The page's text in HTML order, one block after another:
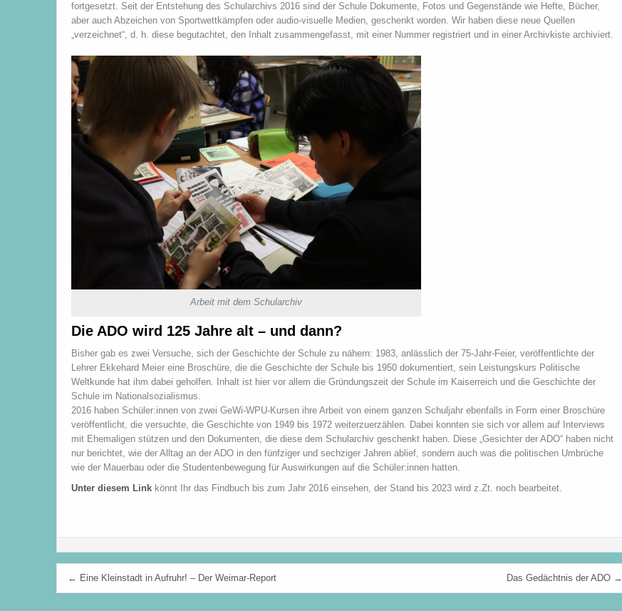
fortgesetzt. Seit der Entstehung des Schularchivs 2016 sind der Schule Dokumente, Fotos und Gegenstände wie Hefte, Bücher,
aber auch Abzeichen von Sportwettkämpfen oder audio-visuelle Medien, geschenkt worden. Wir haben diese neue Quellen
„verzeichnet“, d. h. diese begutachtet, den Inhalt zusammengefasst, mit einer Nummer registriert und in einer Archivkiste archiviert.
Arbeit mit dem Schularchiv
Die ADO wird 125 Jahre alt – und dann?
Bisher gab es zwei Versuche, sich der Geschichte der Schule zu nähern: 1983, anlässlich der 75-Jahr-Feier, veröffentlichte der
Lehrer Ekkehard Meier eine Broschüre, die die Geschichte der Schule bis 1950 dokumentiert, sein Leistungskurs Politische
Weltkunde hat ihm dabei geholfen. Inhalt ist hier vor allem die Gründungszeit der Schule im Kaiserreich und die Geschichte der
Schule im Nationalsozialismus.
2016 haben Schüler:innen von zwei GeWi-WPU-Kursen ihre Arbeit von einem ganzen Schuljahr ebenfalls in Form einer Broschüre
veröffentlicht, die versuchte, die Geschichte von 1949 bis 1972 weiterzuerzählen. Dabei konnten sie sich vor allem auf Interviews
mit Ehemaligen stützen und den Dokumenten, die diese dem Schularchiv geschenkt haben. Diese „Gesichter der ADO“ haben nicht
nur berichtet, wie der Alltag an der ADO in den fünfziger und sechziger Jahren ablief, sondern auch was die politischen Umbrüche
wie der Mauerbau oder die Studentenbewegung für Auswirkungen auf die Schüler:innen hatten.
Unter diesem Link könnt Ihr das Findbuch bis zum Jahr 2016 einsehen, der Stand bis 2023 wird z.Zt. noch bearbeitet.
Beitragsnavigation Das Gedächtnis der ADO →
← Eine Kleinstadt in Aufruhr! – Der Weimar-Report